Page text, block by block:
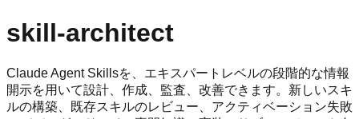
skill-architect
Claude Agent Skillsを、エキスパートレベルの段階的な情報
開示を用いて設計、作成、監査、改善できます。新しいスキ
ルの構築、既存スキルのレビュー、アクティベーション失敗